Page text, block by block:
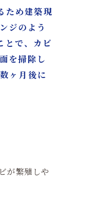
ため建築現
ジのよう
とで、カビ
を掃除し
ヶ月後に
が繁殖しや